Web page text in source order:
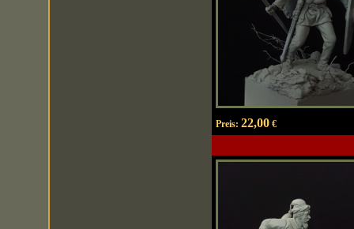
Preis: 22,00€